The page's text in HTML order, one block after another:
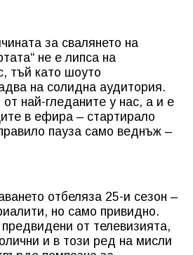
за свалянето на
не е липса на
тъй като шоуто
на солидна аудитория.
най-гледаните у нас, а и е
в ефира – стартирало
пауза само веднъж –
отбеляза 25-и сезон –
но само привидно.
от телевизията,
и в този ред на мисли